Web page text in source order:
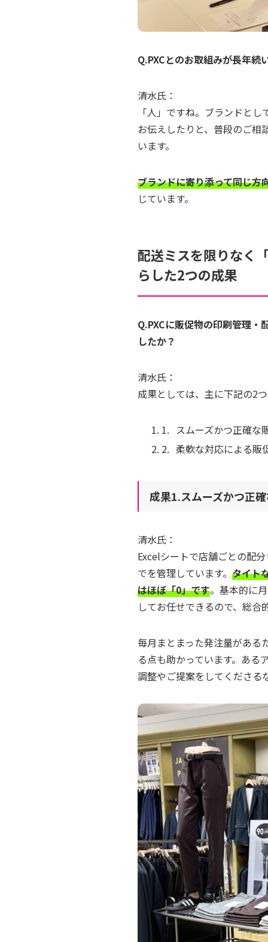
Q.PXCとのお取組みが長年
清水氏：
「人」ですね。ブランドと
お伝えしたりと、普段のご相
います。
ブランドに寄り添って同じ方
じています。
配送ミスを限りなく
らした2つの成果
Q.PXCに販促物の印刷管理・
したか？
清水氏：
成果としては、主に下記の2
スムーズかつ正確な
柔軟な対応による販
成果1.スムーズかつ正
清水氏：
Excelシートで店舗ごとの配
でを管理しています。 タイト
はほぼ「0」です。基本的に
してお任せできるので、総合
毎月まとまった発注量がある
る点も助かっています。ある
調整やご提案をしてくださる